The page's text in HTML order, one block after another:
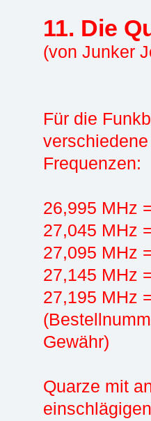
11. Die
(von Junker
Für die
Frequenzen:
26,995 MHz
27,045 MHz
27,095 MHz
27,145 MHz
27,195 MHz
Gewähr)
Quarze mit